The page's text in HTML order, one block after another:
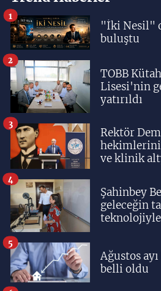
"İki Nesil"
buluştu
1
TOBB
Lisesi'nin
yatırıldı
2
Rektör
ve klinik
3
Şahinbey
geleceğin
4
Ağustos
belli oldu
5